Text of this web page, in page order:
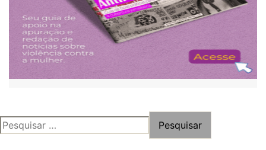
PESQUISAR
POR: